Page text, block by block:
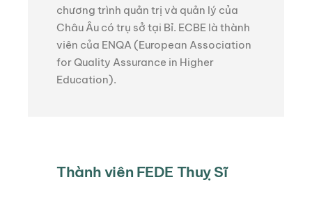
chương trình quản trị và quản lý của
Châu Âu có trụ sở tại Bỉ. ECBE là thành
viên của ENQA (European Association
for Quality Assurance in Higher
Education).
Thành viên FEDE Thuỵ Sĩ